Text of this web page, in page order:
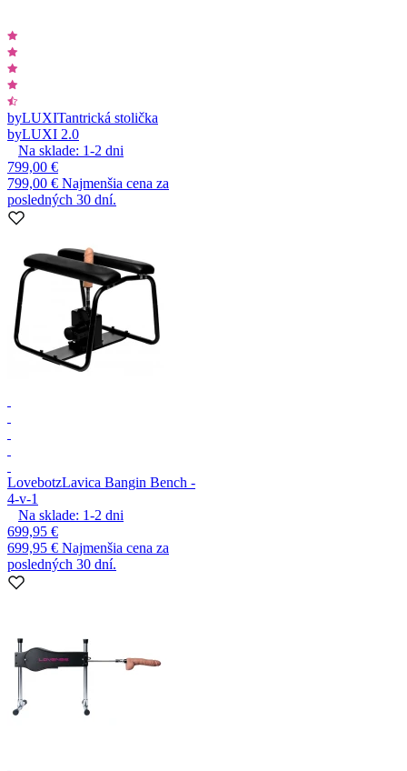
byLUXITantrická stolička
byLUXI 2.0
Na sklade: 1-2 dni
799,00 €
799,00 € Najmenšia cena za
posledných 30 dní.
LovebotzLavica Bangin Bench -
4-v-1
Na sklade: 1-2 dni
699,95 €
699,95 € Najmenšia cena za
posledných 30 dní.